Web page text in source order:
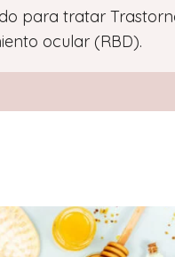
para tratar
ocular (RBD).